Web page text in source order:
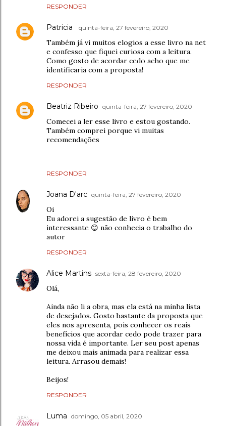
RESPONDER
Patricia quinta-feira, 27 fevereiro, 2020
Também já vi muitos elogios a esse livro na net
e confesso que fiquei curiosa com a leitura.
Como gosto de acordar cedo acho que me
identificaria com a proposta!
RESPONDER
Beatriz Ribeiro quinta-feira, 27 fevereiro, 2020
Comecei a ler esse livro e estou gostando.
Também comprei porque vi muitas
recomendações
RESPONDER
Joana D'arc quinta-feira, 27 fevereiro, 2020
Oi
Eu adorei a sugestão de livro é bem
interessante 😊 não conhecia o trabalho do
autor
RESPONDER
Alice Martins sexta-feira, 28 fevereiro, 2020
Olá,
Ainda não li a obra, mas ela está na minha lista
de desejados. Gosto bastante da proposta que
eles nos apresenta, pois conhecer os reais
benefícios que acordar cedo pode trazer para
nossa vida é importante. Ler seu post apenas
me deixou mais animada para realizar essa
leitura. Arrasou demais!
Beijos!
RESPONDER
Luma domingo, 05 abril, 2020